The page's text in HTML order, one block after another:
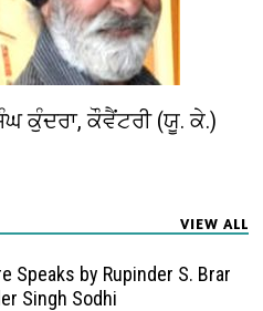
ਕੁੰਦਰਾ, ਕੌਵੈਂਟਰੀ (ਯੂ. ਕੇ.)
VIEW ALL
Speaks by Rupinder S. Brar
Singh Sodhi